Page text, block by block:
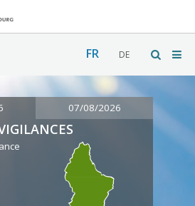
FR DE
07/08/2026